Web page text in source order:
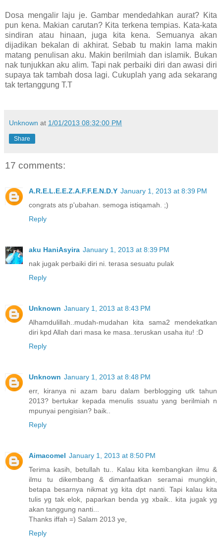
Dosa mengalir laju je. Gambar mendedahkan aurat? Kita
pun kena. Makian carutan? Kita terkena tempias. Kata-kata
sindiran atau hinaan, juga kita kena. Semuanya akan
dijadikan bekalan di akhirat. Sebab tu makin lama makin
matang penulisan aku. Makin berilmiah dan islamik. Bukan
nak tunjukkan aku alim. Tapi nak perbaiki diri dan awasi diri
supaya tak tambah dosa lagi. Cukuplah yang ada sekarang
tak tertanggung T.T
Unknown at 1/01/2013 08:32:00 PM
Share
17 comments:
A.R.E.L.E.E.Z.A.F.F.E.N.D.Y January 1, 2013 at 8:39 PM
congrats ats p'ubahan. semoga istiqamah. ;)
Reply
aku HaniAsyira January 1, 2013 at 8:39 PM
nak jugak perbaiki diri ni. terasa sesuatu pulak
Reply
Unknown January 1, 2013 at 8:43 PM
Alhamdulillah..mudah-mudahan kita sama2 mendekatkan
diri kpd Allah dari masa ke masa..teruskan usaha itu! :D
Reply
Unknown January 1, 2013 at 8:48 PM
err, kiranya ni azam baru dalam berblogging utk tahun
2013? bertukar kepada menulis ssuatu yang berilmiah n
mpunyai pengisian? baik..
Reply
Aimacomel January 1, 2013 at 8:50 PM
Terima kasih, betullah tu.. Kalau kita kembangkan ilmu &
ilmu tu dikembang & dimanfaatkan seramai mungkin,
betapa besarnya nikmat yg kita dpt nanti. Tapi kalau kita
tulis yg tak elok, paparkan benda yg xbaik.. kita jugak yg
akan tanggung nanti...
Thanks iffah =) Salam 2013 ye,
Reply